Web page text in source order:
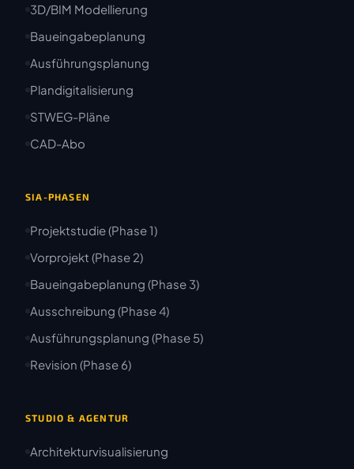
3D/BIM Modellierung
Baueingabeplanung
Ausführungsplanung
Plandigitalisierung
STWEG-Pläne
CAD-Abo
SIA-PHASEN
Projektstudie (Phase 1)
Vorprojekt (Phase 2)
Baueingabeplanung (Phase 3)
Ausschreibung (Phase 4)
Ausführungsplanung (Phase 5)
Revision (Phase 6)
STUDIO & AGENTUR
Architekturvisualisierung